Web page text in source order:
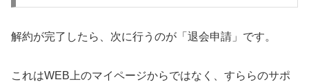
解約が完了したら、次に行うのが「退会申請」です。
これはWEB上のマイページからではなく、すららのサポ